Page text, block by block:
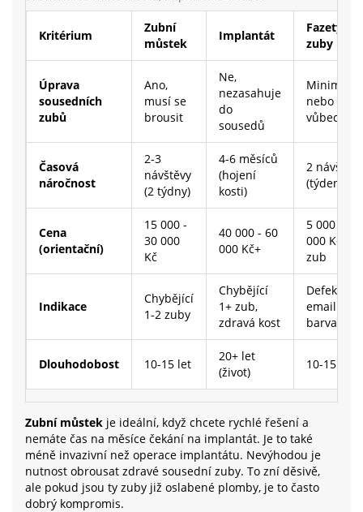
Kritérium
Zubní
můstek
Implantát
Fazety na
zuby
Úprava
sousedních
zubů
Ano,
musí se
brousit
Ne,
nezasahuje
do
sousedů
nebo
vůbec
Časová
náročnost
2-3
návštěvy
(2 týdny)
4-6 měsíců
(hojení
kosti)
2 návštěvy
(týden)
Cena
(orientační)
15 000 -
30 000
Kč
40 000 - 60
000 Kč+
5 000 - 10
000 Kč /
zub
Indikace
Chybějící
1-2 zuby
Chybějící
1+ zub,
zdravá kost
Defekty
emailu,
barva, tvar
Dlouhodobost 10-15 let
20+ let
(život)
10-15 let
Zubní můstek je ideální, když chcete rychlé řešení a
nemáte čas na měsíce čekání na implantát. Je to také
méně invazivní než operace implantátu. Nevýhodou je
nutnost obrousat zdravé sousední zuby. To zní děsivě,
ale pokud jsou ty zuby již oslabené plomby, je to často
dobrý kompromis.